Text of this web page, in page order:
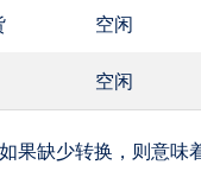
空闲
空闲
果缺少转换，则意味